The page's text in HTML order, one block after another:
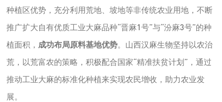
种植区优势，充分利用荒地、坡地等非传统农业用地，不断
推广扩大自有优质工业大麻品种“晋麻1号”与“汾麻3号”的种
植面积， 成功布局原料基地优势。山西汉麻生物坚持以农治
荒，以荒富农的策略，积极配合国家“精准扶贫计划”，通过
推动工业大麻的标准化种植来实现农民增收，助力农业发
展。